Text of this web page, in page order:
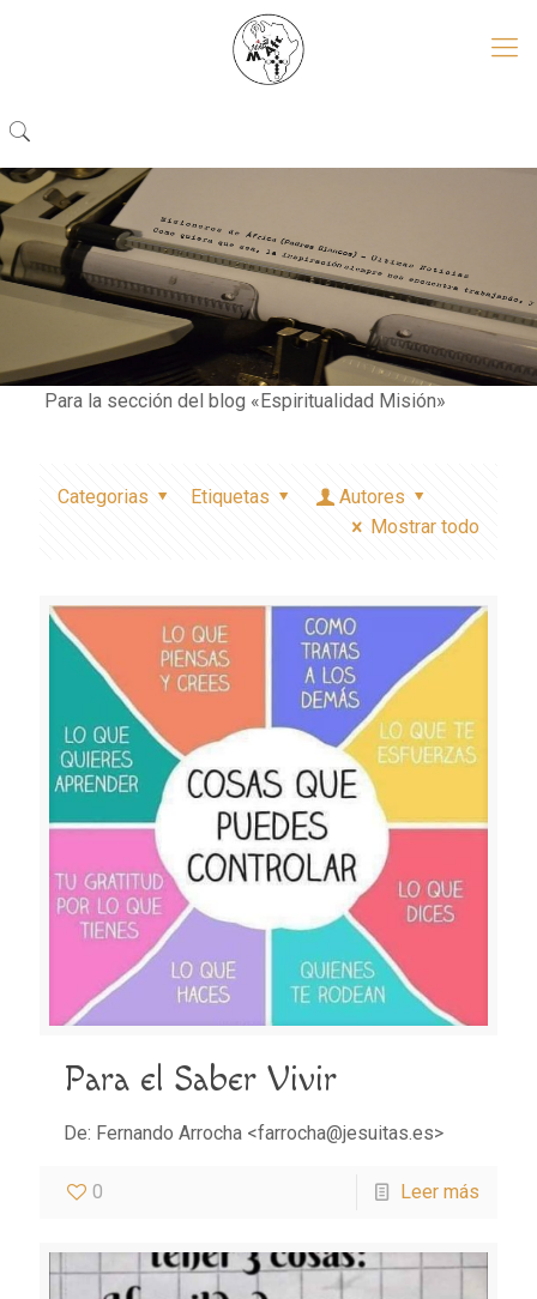
Para la sección del blog «Espiritualidad Misión»
Categorias Etiquetas
Autores
Mostrar todo
Para el Saber Vivir
De: Fernando Arrocha <farrocha@jesuitas.es>
0 Leer más